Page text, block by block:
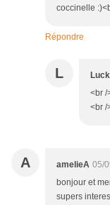
coccinelle
Répondre
L
<br /
<br /
A amelieA 05/
bonjour et
supers